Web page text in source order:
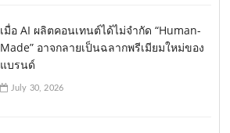
เมื่อ AI ผลิตคอนเทนต์ได้ไม่จำกัด “Human-
Made” อาจกลายเป็นฉลากพรีเมียมใหม่ของ
แบรนด์
July 30, 2026